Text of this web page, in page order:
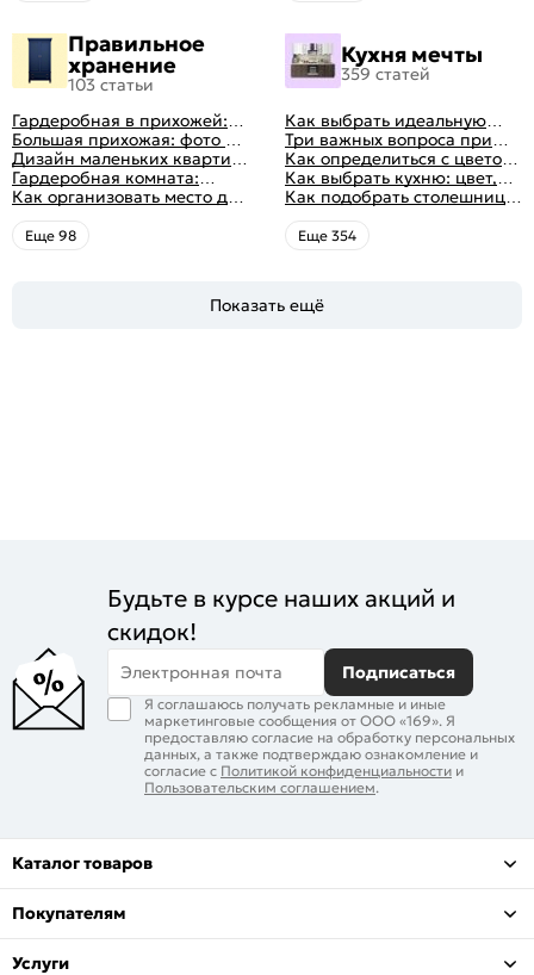
Правильное
хранение
103 статьи
Гардеробная в прихожей:
виды, фото в интерьере,
идеи дизайна
Большая прихожая: фото с
функциональным
распределением дизайна
Дизайн маленьких квартир:
10 идей для дизайна
интерьера с фото
Гардеробная комната:
дизайн, планировка, советы
по обустройству,
распространенные ошибки
Как организовать место для
хранения на балконе
Eще 98
Кухня мечты
359 статей
Как выбрать идеальную
планировку для кухни
Три важных вопроса при
выборе кухни: готовка,
посуда, комфорт
Как определиться с цветом
кухни: светлые, темные,
яркие
Как выбрать кухню: цвет,
планировка, аксессуары
Как подобрать столешницу
для кухни по цвету
Eще 354
Показать ещё
Будьте в курсе наших акций и
скидок!
Электронная почта Подписаться
Я соглашаюсь получать рекламные и иные
маркетинговые сообщения от ООО «169». Я
предоставляю согласие на обработку персональных
данных, а также подтверждаю ознакомление и
согласие с Политикой конфиденциальности и
Пользовательским соглашением.
Каталог товаров
Покупателям
Услуги